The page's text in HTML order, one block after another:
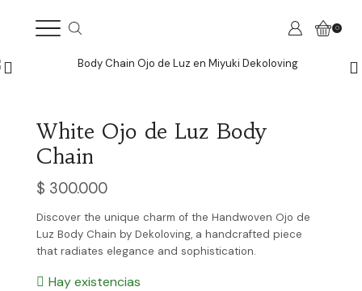
0
White Ojo de Luz Body
Chain
$ 300.000
Discover the unique charm of the Handwoven Ojo de
Luz Body Chain by Dekoloving, a handcrafted piece
that radiates elegance and sophistication.
Hay existencias